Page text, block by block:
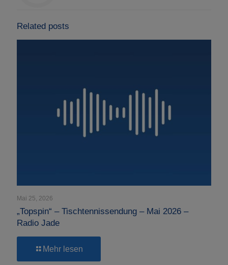
Related posts
Mai 25, 2026
„Topspin“ – Tischtennissendung – Mai 2026 –
Radio Jade
Mehr lesen